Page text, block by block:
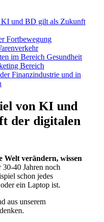
KI und BD gilt als Zukunft
Fortbewegung
im Bereich Gesundheit
Bereich
Finanzindustrie und in
von KI und
der digitalen
Welt verändern, wissen
30-40 Jahren noch
schon jedes
ein Laptop ist.
aus unserem